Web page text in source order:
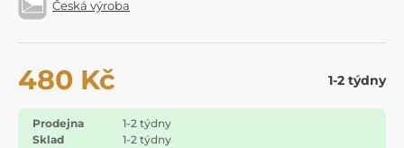
Česká výroba
480 Kč 1-2 týdny
Prodejna
1-2 týdny
Sklad
1-2 týdny